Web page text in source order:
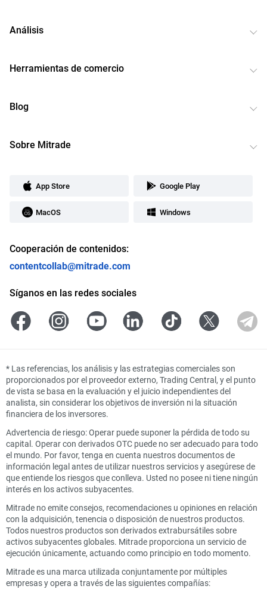
Análisis
Herramientas de comercio
Blog
Sobre Mitrade
App Store Google Play
MacOS Windows
Cooperación de contenidos:
contentcollab@mitrade.com
Síganos en las redes sociales
* Las referencias, los análisis y las estrategias comerciales son
proporcionados por el proveedor externo, Trading Central, y el punto
de vista se basa en la evaluación y el juicio independientes del
analista, sin considerar los objetivos de inversión ni la situación
financiera de los inversores.
Advertencia de riesgo: Operar puede suponer la pérdida de todo su
capital. Operar con derivados OTC puede no ser adecuado para todo
el mundo. Por favor, tenga en cuenta nuestros documentos de
información legal antes de utilizar nuestros servicios y asegúrese de
que entiende los riesgos que conlleva. Usted no posee ni tiene ningún
interés en los activos subyacentes.
Mitrade no emite consejos, recomendaciones u opiniones en relación
con la adquisición, tenencia o disposición de nuestros productos.
Todos nuestros productos son derivados extrabursátiles sobre
activos subyacentes globales. Mitrade proporciona un servicio de
ejecución únicamente, actuando como principio en todo momento.
Mitrade es una marca utilizada conjuntamente por múltiples
empresas y opera a través de las siguientes compañías: